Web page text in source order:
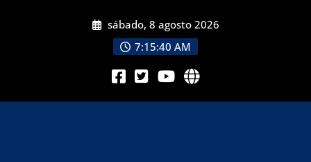
sábado, 8 agosto 2026
7:15:41 AM